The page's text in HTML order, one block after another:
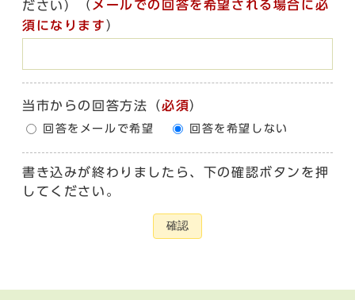
ださい）
（ メールでの回答を希望される場合に必
須になります ）
当市からの回答方法 （必須）
回答をメールで希望 回答を希望しない
書き込みが終わりましたら、下の確認ボタンを押
してください。
確認